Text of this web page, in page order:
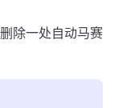
除一处自动马赛